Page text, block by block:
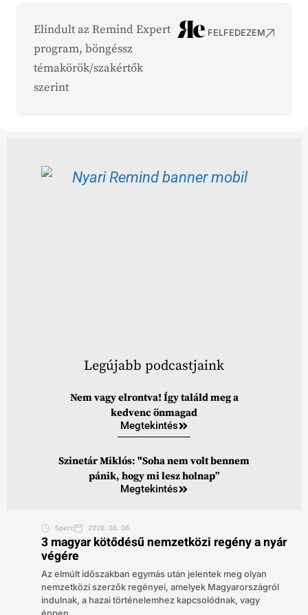
Elindult az Remind Expert
program, böngéssz
témakörök/szakértők
szerint
FELFEDEZEM
Legújabb podcastjaink
Nem vagy elrontva! Így találd meg a
kedvenc önmagad
Megtekintés
Szinetár Miklós: "Soha nem volt bennem
pánik, hogy mi lesz holnap”
Megtekintés
5perc 2026. 08. 06.
3 magyar kötődésű nemzetközi regény a nyár
végére
Az elmúlt időszakban egymás után jelentek meg olyan
nemzetközi szerzők regényei, amelyek Magyarországról
indulnak, a hazai történelemhez kapcsolódnak, vagy